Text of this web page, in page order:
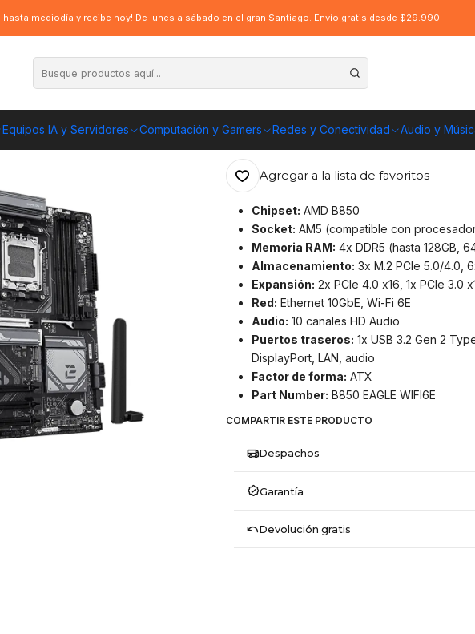
Equipos IA y Servidores Computación y Gamers Redes y Conectividad Audio y
hasta mediodía y recibe hoy! De lunes a sábado en el gran Santiago. Envío gratis desde $29.990
B850 EAGLE WIFI6E, AMD B850 AM5, DDR5
Placa Madre Gigabyte
B850 AM5, DDR5
ENVÍO GRATIS A TODO CHILE
Agregar a la lista de favoritos
Chipset: AMD B850
Socket: AM5 (compatible con
Memoria RAM: 4x DDR5 (hasta 128GB,
Almacenamiento: 3x M.2 PCIe 5.0/4.0,
Expansión: 2x PCIe 4.0 x16, 1x PCIe 3.0
Red: Ethernet 10GbE, Wi-Fi 6E
Audio: 10 canales HD Audio
Puertos traseros: 1x USB 3.2 Gen 2
DisplayPort, LAN, audio
Factor de forma: ATX
Part Number: B850 EAGLE WIFI6E
COMPARTIR ESTE PRODUCTO
Despachos
Garantía
Devolución gratis